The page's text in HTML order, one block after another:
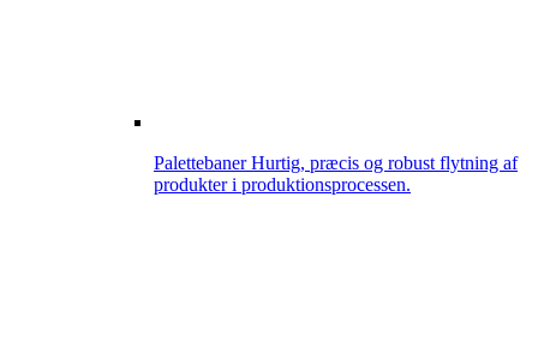
PalettebanerHurtig, præcis og robust flytning af
produkter i produktionsprocessen.